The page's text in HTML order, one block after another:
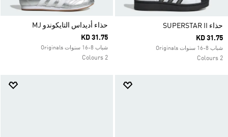
حذاء SUPERSTAR II
KD 31.75
شباب 8-16 سنوات Originals
2 Colours
حذاء أديداس التايكوندو MJ
KD 31.75
شباب 8-16 سنوات Originals
2 Colours